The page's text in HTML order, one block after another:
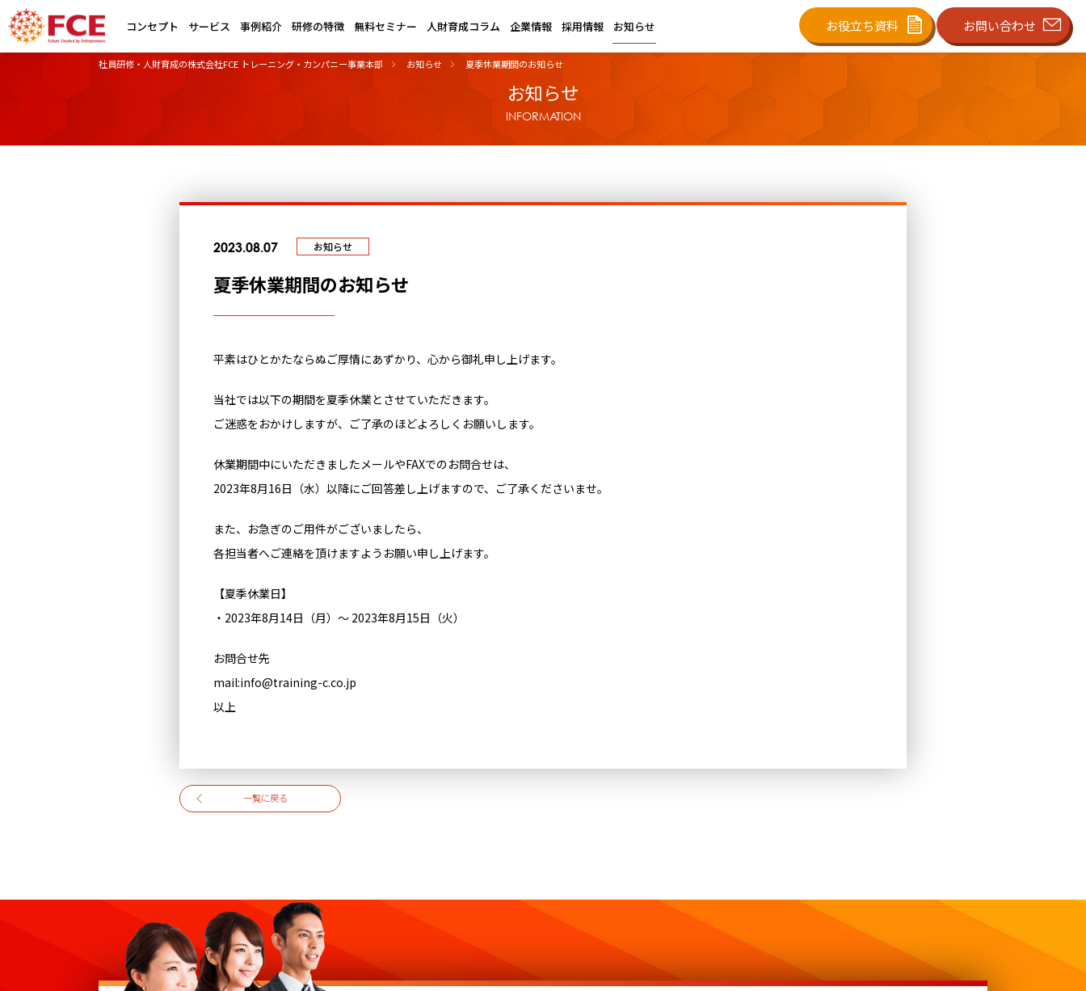
コンセプト サービス 事例紹介 研修の特徴 無料セミナー 人財育成コラム 企業情報 採用情報 お知らせ お役立ち資料 お問い合わせ
社員研修・人財育成の株式会社FCE トレーニング・カンパニー事業本部 お知らせ 夏季休業期間のお知らせ
お知らせ
INFORMATION
2023.08.07 お知らせ
夏季休業期間のお知らせ
平素はひとかたならぬご厚情にあずかり、心から御礼申し上げます。
当社では以下の期間を夏季休業とさせていただきます。
ご迷惑をおかけしますが、ご了承のほどよろしくお願いします。
休業期間中にいただきましたメールやFAXでのお問合せは、
2023年8月16日（水）以降にご回答差し上げますので、ご了承くださいませ。
また、お急ぎのご用件がございましたら、
各担当者へご連絡を頂けますようお願い申し上げます。
【夏季休業日】
・2023年8月14日（月）～ 2023年8月15日（火）
お問合せ先
mail:info@training-c.co.jp
以上
一覧に戻る